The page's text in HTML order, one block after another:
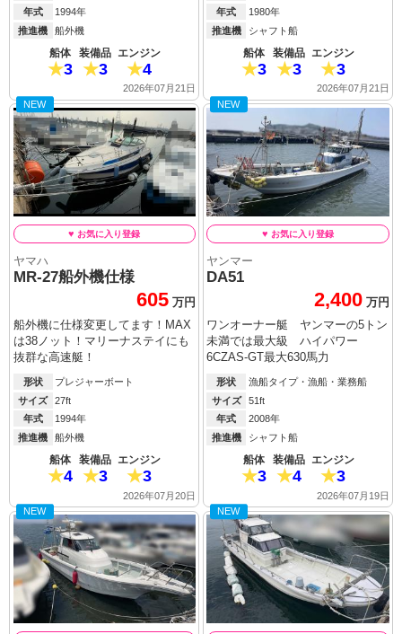
年式
1994年
推進機
船外機
船体
3
装備品
3
エンジン
4
2026年07月21日
年式
1980年
推進機
シャフト船
船体
3
装備品
3
エンジン
3
2026年07月21日
ヤマハ
MR-27船外機仕様
605 万円
船外機に仕様変更してます！MAX
は38ノット！マリーナステイにも
抜群な高速艇！
形状
プレジャーボート
サイズ
27ft
年式
1994年
推進機
船外機
船体
4
装備品
3
エンジン
3
2026年07月20日
NEW
ヤンマー
DA51
2,400 万円
ワンオーナー艇 ヤンマーの5トン
未満では最大級 ハイパワー
6CZAS-GT最大630馬力
形状
漁船タイプ・漁船・業務船
サイズ
51ft
年式
2008年
推進機
シャフト船
船体
3
装備品
4
エンジン
3
2026年07月19日
NEW
NEW NEW